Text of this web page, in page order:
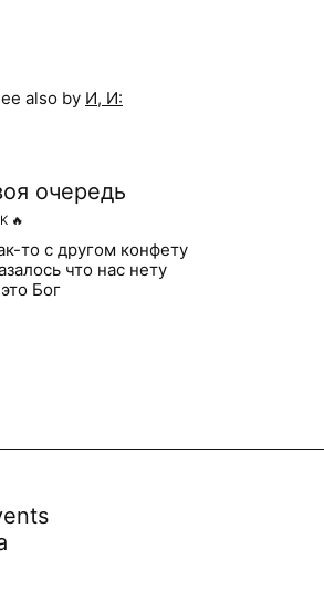
also by И, И:
очередь
🔥
то с другом конфету
что нас нету
Бог